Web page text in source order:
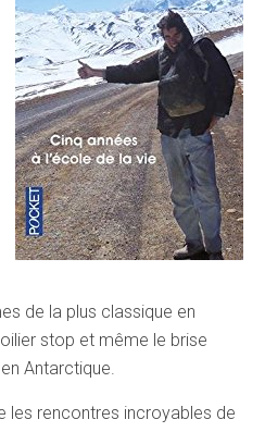
de la plus classique en
stop et même le brise
Antarctique.
les rencontres incroyables de